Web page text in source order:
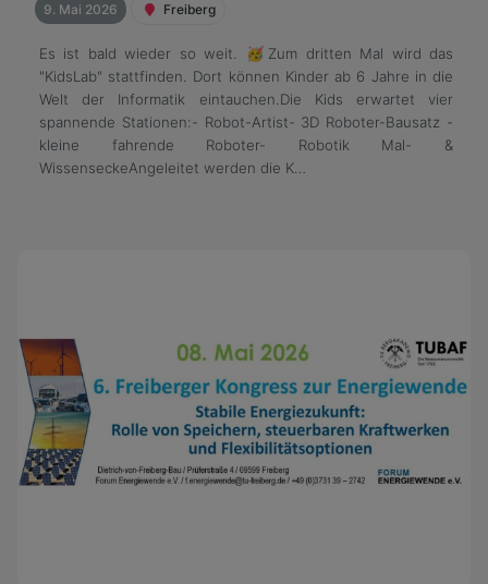
9. Mai 2026 Freiberg
Es ist bald wieder so weit. 🥳Zum dritten Mal wird das
"KidsLab" stattfinden. Dort können Kinder ab 6 Jahre in die
Welt der Informatik eintauchen.Die Kids erwartet vier
spannende Stationen:- Robot-Artist- 3D Roboter-Bausatz -
kleine fahrende Roboter- Robotik Mal- &
WissenseckeAngeleitet werden die K…